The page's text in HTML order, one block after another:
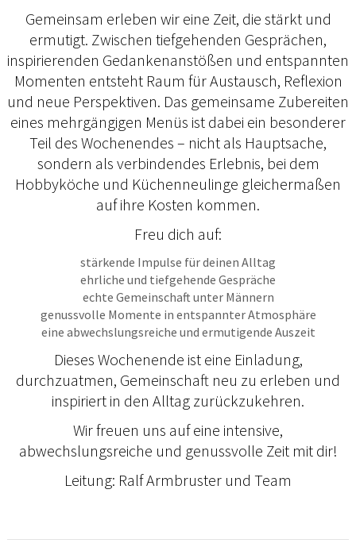
Gemeinsam erleben wir eine Zeit, die stärkt und
ermutigt. Zwischen tiefgehenden Gesprächen,
inspirierenden Gedankenanstößen und entspannten
Momenten entsteht Raum für Austausch, Reflexion
und neue Perspektiven. Das gemeinsame Zubereiten
eines mehrgängigen Menüs ist dabei ein besonderer
Teil des Wochenendes – nicht als Hauptsache,
sondern als verbindendes Erlebnis, bei dem
Hobbyköche und Küchenneulinge gleichermaßen
auf ihre Kosten kommen.
Freu dich auf:
stärkende Impulse für deinen Alltag
ehrliche und tiefgehende Gespräche
echte Gemeinschaft unter Männern
genussvolle Momente in entspannter Atmosphäre
eine abwechslungsreiche und ermutigende Auszeit
Dieses Wochenende ist eine Einladung,
durchzuatmen, Gemeinschaft neu zu erleben und
inspiriert in den Alltag zurückzukehren.
Wir freuen uns auf eine intensive,
abwechslungsreiche und genussvolle Zeit mit dir!
Leitung: Ralf Armbruster und Team